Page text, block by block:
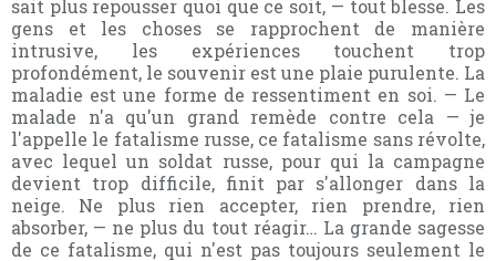
sait plus repousser quoi que ce soit, — tout blesse. Les
gens et les choses se rapprochent de manière
intrusive, les expériences touchent trop
profondément, le souvenir est une plaie purulente. La
maladie est une forme de ressentiment en soi. — Le
malade n'a qu'un grand remède contre cela — je
l'appelle le fatalisme russe, ce fatalisme sans révolte,
avec lequel un soldat russe, pour qui la campagne
devient trop difficile, finit par s'allonger dans la
neige. Ne plus rien accepter, rien prendre, rien
absorber, — ne plus du tout réagir… La grande sagesse
de ce fatalisme, qui n'est pas toujours seulement le